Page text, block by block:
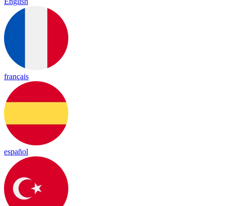
français
español